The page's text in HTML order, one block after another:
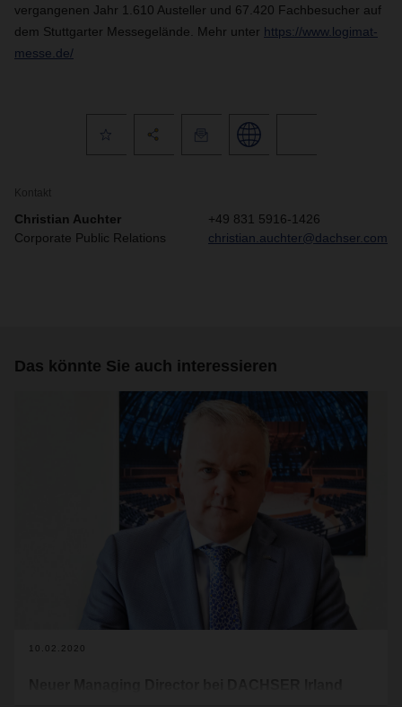
vergangenen Jahr 1.610 Austeller und 67.420 Fachbesucher auf
dem Stuttgarter Messegelände. Mehr unter https://www.logimat-
messe.de/
Kontakt
Christian Auchter
Corporate Public Relations
+49 831 5916-1426
christian.auchter@dachser.com
Das könnte Sie auch interessieren
10.02.2020